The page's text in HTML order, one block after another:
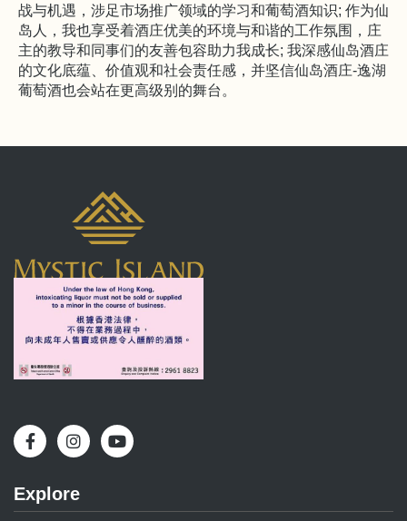
战与机遇，涉足市场推广领域的学习和葡萄酒知识; 作为仙
岛人，我也享受着酒庄优美的环境与和谐的工作氛围，庄
主的教导和同事们的友善包容助力我成长; 我深感仙岛酒庄
的文化底蕴、价值观和社会责任感，并坚信仙岛酒庄-逸湖
葡萄酒也会站在更高级别的舞台。
Explore